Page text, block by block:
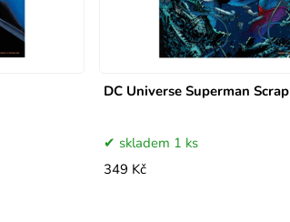
DC Universe Superman Scrap
skladem 1 ks
349 Kč